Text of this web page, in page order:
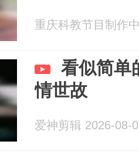
重庆科教节目制作
看似简单
情世故
爱神剪辑 2026-08-